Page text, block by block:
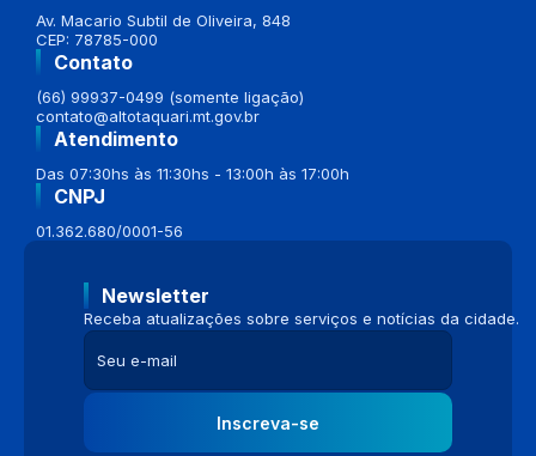
Av. Macario Subtil de Oliveira, 848
CEP: 78785-000
Contato
(66) 99937-0499 (somente ligação)
contato@altotaquari.mt.gov.br
Atendimento
Das 07:30hs às 11:30hs - 13:00h às 17:00h
CNPJ
01.362.680/0001-56
Newsletter
Receba atualizações sobre serviços e notícias da cidade.
Inscreva-se